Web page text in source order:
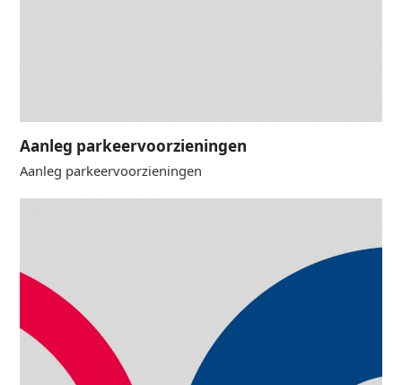
Aanleg parkeervoorzieningen
Aanleg parkeervoorzieningen